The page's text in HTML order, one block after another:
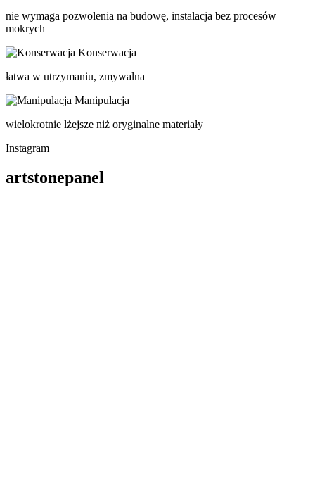
nie wymaga pozwolenia na budowę, instalacja bez procesów
mokrych
Konserwacja
łatwa w utrzymaniu, zmywalna
Manipulacja
wielokrotnie lżejsze niż oryginalne materiały
Instagram
artstonepanel